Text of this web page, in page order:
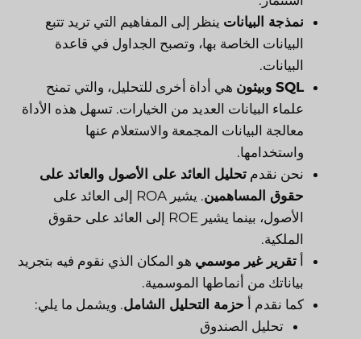
نمذجة البيانات ينظر إلى المفاهيم التي تريد تتبع
البيانات الخاصة بها، وتصبح الجداول في قاعدة
البيانات.
SQL وبيثون
هي أداة أخرى للتحليل، والتي تمنح
علماء البيانات العديد من الخيارات. تسهل هذه الأداة
معالجة البيانات المجمعة والاستعلام عنها
واستخدامها.
نحن نقدم تحليل العائد على الأصول والعائد على
حقوق المساهمين
. يشير ROA إلى العائد على
الأصول، بينما يشير ROE إلى العائد على حقوق
الملكية.
تقرير غير موسمي هو المكان الذي نقوم فيه بتجريد
بياناتك من أنماطها الموسمية.
كما نقدم أ حزمة التحليل الشامل. ويشمل ما يلي:
تحليل الصندوق